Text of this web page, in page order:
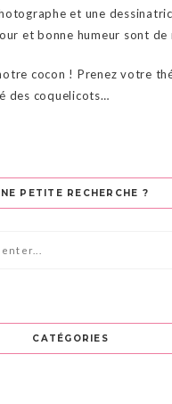
et une
et bonne humeur sont de
cocon ! Prenez votre
des coquelicots…
PETITE RECHERCHE ?
CATÉGORIES